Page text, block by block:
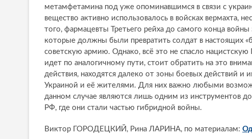
метамфетамина под уже опоминавшимся в связи с
вещество активно использовалось в войсках вермахта,
того, фармацевты Третьего рейха до самого конца
которые должны были превратить солдат в настоящих
советскую армию. Однако, всё это не спасло
идет по аналогичному пути, стоит обратить на это
действия, находятся далеко от зоны боевых действий
Украиной и её жителями. Для них важно любыми
данном случае являются лишь одним из инструментов
РФ, где они стали частью гибридной войны.
Виктор ГОРОДЕЦКИЙ, Рина ЛАРИНА, по материалам: